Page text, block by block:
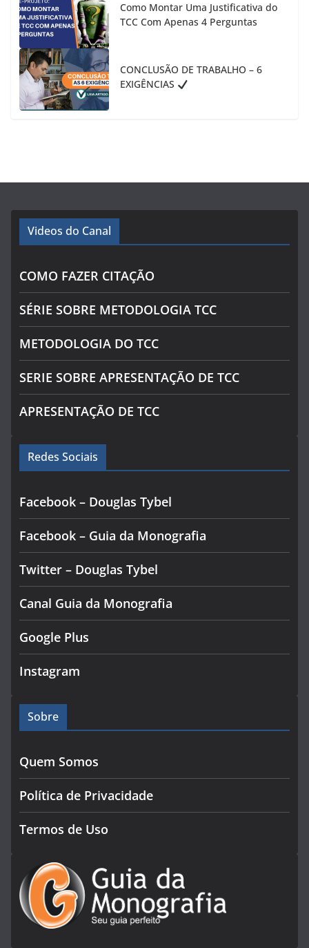
Como Montar Uma Justificativa do
TCC Com Apenas 4 Perguntas
CONCLUSÃO DE TRABALHO – 6
EXIGÊNCIAS
Videos do Canal
COMO FAZER CITAÇÃO
SÉRIE SOBRE METODOLOGIA TCC
METODOLOGIA DO TCC
SERIE SOBRE APRESENTAÇÃO DE TCC
APRESENTAÇÃO DE TCC
Redes Sociais
Facebook – Douglas Tybel
Facebook – Guia da Monografia
Twitter – Douglas Tybel
Canal Guia da Monografia
Google Plus
Instagram
Sobre
Quem Somos
Política de Privacidade
Termos de Uso